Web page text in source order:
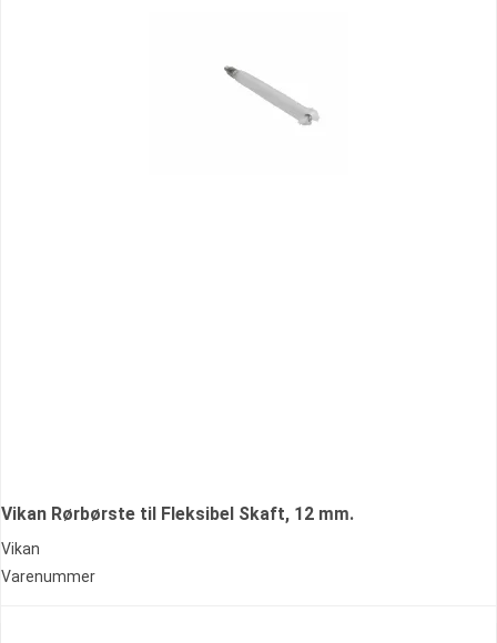
Vikan Rørbørste til Fleksibel Skaft, 12 mm.
Vikan
Varenummer